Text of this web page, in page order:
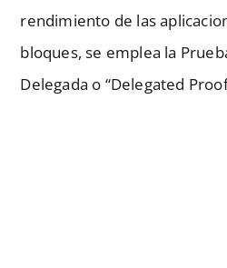
rendimiento de las
bloques, se emplea la
Delegada o “Delegated